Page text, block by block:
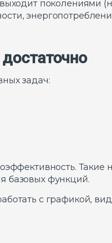
поколениями
задач:
базовых функций.
с графикой,